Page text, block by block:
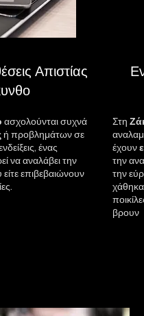
Απιστίας
ασχολούνται συχνά
ή προβλημάτων σε
ένας
να αναλάβει την
επιβεβαιώνουν
Στη
έχουν
την
την
βρουν